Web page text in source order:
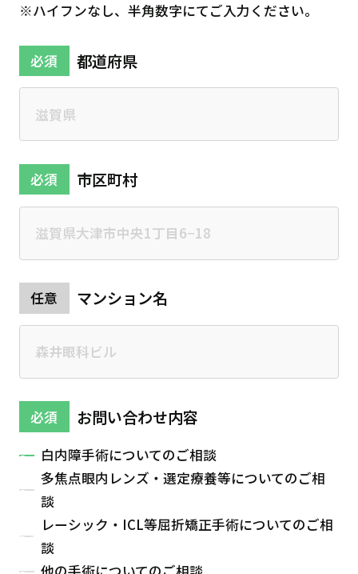
※ハイフンなし、半角数字にてご入力ください。
必須 都道府県
必須 市区町村
任意 マンション名
必須 お問い合わせ内容
白内障手術についてのご相談
多焦点眼内レンズ・選定療養等についてのご相
談
レーシック・ICL等屈折矯正手術についてのご相
談